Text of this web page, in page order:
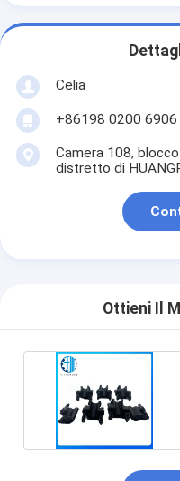
Celia
+86198 0200 6906
Camera 108,
distretto di
Ottieni Il